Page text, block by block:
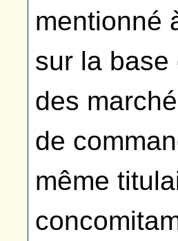
mentionné
sur la base
des
de
même